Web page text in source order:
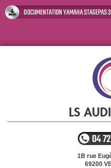
DOCUMENTATION YAMAHA STAGEPAS
LS
04
1B rue
69200